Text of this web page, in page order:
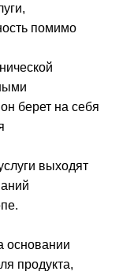
помимо
берет на себя
выходят
основании
продукта,